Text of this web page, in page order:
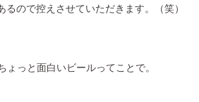
るので控えさせていただきます。（笑）
ょっと面白いビールってことで。